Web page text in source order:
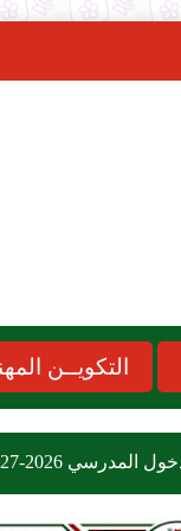
التكويــن
مسابقة توظيف